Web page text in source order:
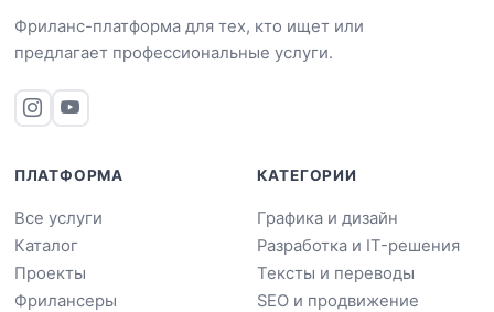
Фриланс-платформа для тех, кто ищет или
предлагает профессиональные услуги.
ПЛАТФОРМА
Все услуги
Каталог
Проекты
Фрилансеры
КАТЕГОРИИ
Графика и дизайн
Разработка и IT-решения
Тексты и переводы
SEO и продвижение